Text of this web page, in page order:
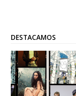
DESTACAMOS